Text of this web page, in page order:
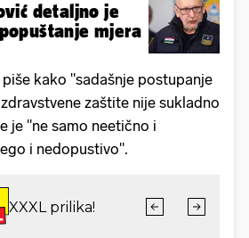
detaljno je
mjera
kako "sadašnje postupanje
zaštite nije sukladno
je "ne samo neetično i
i nedopustivo".